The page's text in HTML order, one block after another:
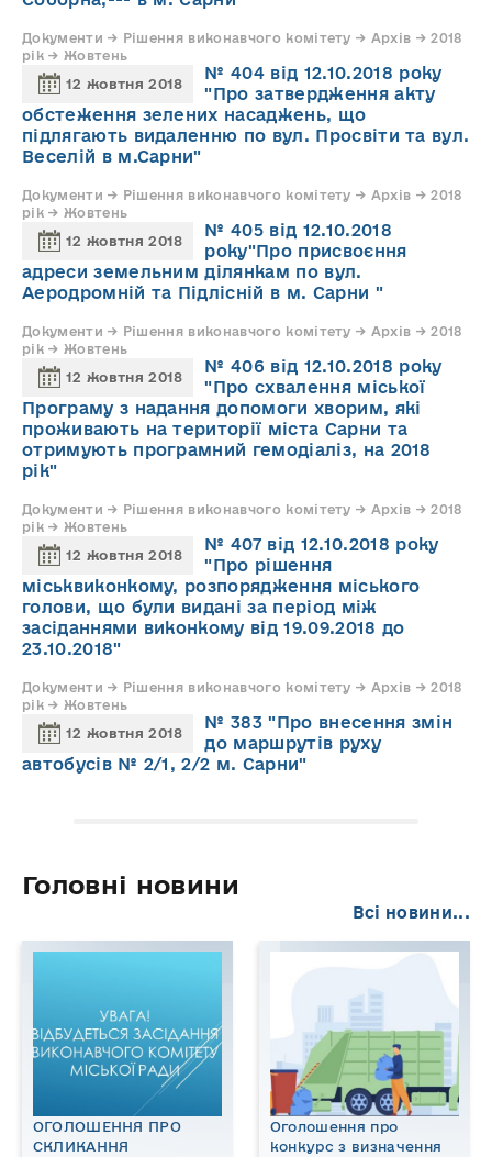
Документи → Рішення виконавчого комітету → Архів → 2018
рік → Жовтень
12 жовтня 2018
№ 404 від 12.10.2018 року
"Про затвердження акту
обстеження зелених насаджень, що
підлягають видаленню по вул. Просвіти та вул.
Веселій в м.Сарни"
Документи → Рішення виконавчого комітету → Архів → 2018
рік → Жовтень
12 жовтня 2018
№ 405 від 12.10.2018
року"Про присвоєння
адреси земельним ділянкам по вул.
Аеродромній та Підлісній в м. Сарни "
Документи → Рішення виконавчого комітету → Архів → 2018
рік → Жовтень
12 жовтня 2018
№ 406 від 12.10.2018 року
"Про схвалення міської
Програму з надання допомоги хворим, які
проживають на території міста Сарни та
отримують програмний гемодіаліз, на 2018
рік"
Документи → Рішення виконавчого комітету → Архів → 2018
рік → Жовтень
12 жовтня 2018
№ 407 від 12.10.2018 року
"Про рішення
міськвиконкому, розпорядження міського
голови, що були видані за період між
засіданнями виконкому від 19.09.2018 до
23.10.2018"
Документи → Рішення виконавчого комітету → Архів → 2018
рік → Жовтень
12 жовтня 2018
№ 383 "Про внесення змін
до маршрутів руху
автобусів № 2/1, 2/2 м. Сарни"
Головні новини
Всі новини...
ОГОЛОШЕННЯ ПРО
СКЛИКАННЯ
Оголошення про
конкурс з визначення